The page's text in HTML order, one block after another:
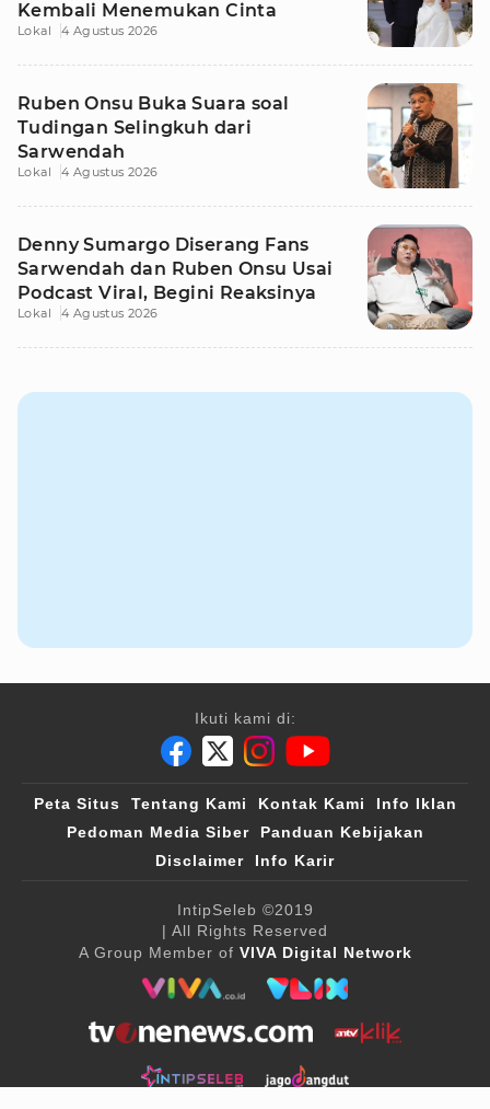
Kembali Menemukan Cinta
Lokal 4 Agustus 2026
Ruben Onsu Buka Suara soal
Tudingan Selingkuh dari
Sarwendah
Lokal 4 Agustus 2026
Denny Sumargo Diserang Fans
Sarwendah dan Ruben Onsu Usai
Podcast Viral, Begini Reaksinya
Lokal 4 Agustus 2026
Ikuti kami di:
Peta Situs Tentang Kami Kontak Kami
Info Iklan
Pedoman Media Siber
Panduan Kebijakan
Disclaimer
Info Karir
IntipSeleb ©2019
| All Rights Reserved
A Group Member of VIVA Digital Network